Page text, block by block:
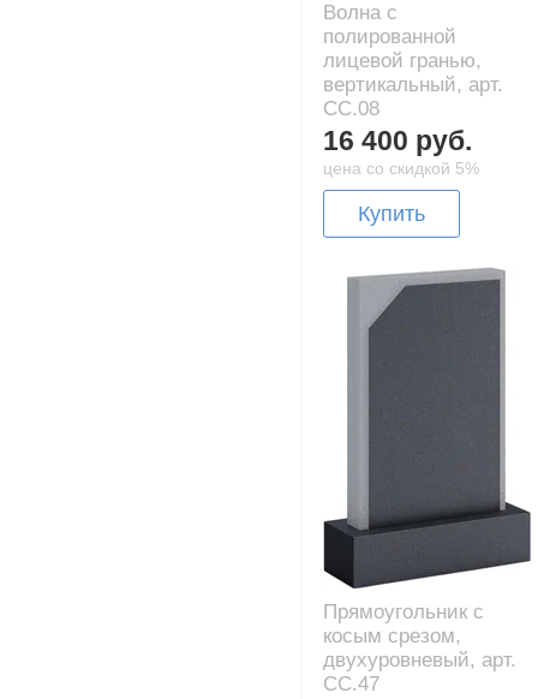
Волна с
полированной
лицевой гранью,
вертикальный, арт.
CC.08
16 400 руб.
цена со скидкой 5%
Купить
Прямоугольник с
косым срезом,
двухуровневый, арт.
CC.47